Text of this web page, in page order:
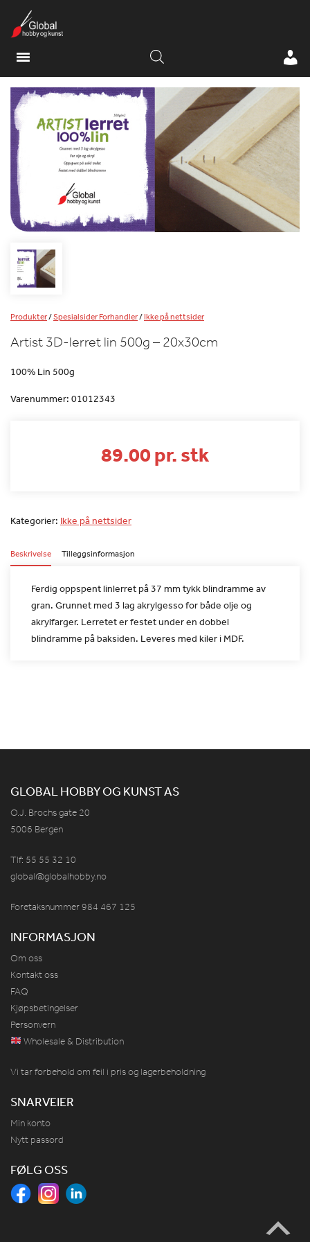
Produkter/Spesialsider Forhandler/Ikke på nettsider
Artist 3D-lerret lin 500g – 20x30cm
100% Lin 500g
Varenummer: 01012343
89.00 pr. stk
Kategorier: Ikke på nettsider
Beskrivelse Tilleggsinformasjon
Ferdig oppspent linlerret på 37 mm tykk blindramme av
gran. Grunnetmed 3 lag akrylgesso for både olje og
akrylfarger. Lerretet erfestet under en dobbel
blindramme på baksiden. Leveres med kiler i MDF.
GLOBAL HOBBY OG KUNST AS
O.J. Brochs gate 20
5006 Bergen
Tlf: 55 55 32 10
global@globalhobby.no
Foretaksnummer 984 467 125
INFORMASJON
Om oss
Kontakt oss
FAQ
Kjøpsbetingelser
Personvern
Wholesale & Distribution
Vi tar forbehold om feil i pris og lagerbeholdning
SNARVEIER
Min konto
Nytt passord
FØLG OSS